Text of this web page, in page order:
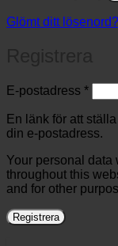
Glömt ditt lösenord?
E-postadress *
En länk för att
din e-postadress.
Your personal data
throughout this
and for other
Registrera